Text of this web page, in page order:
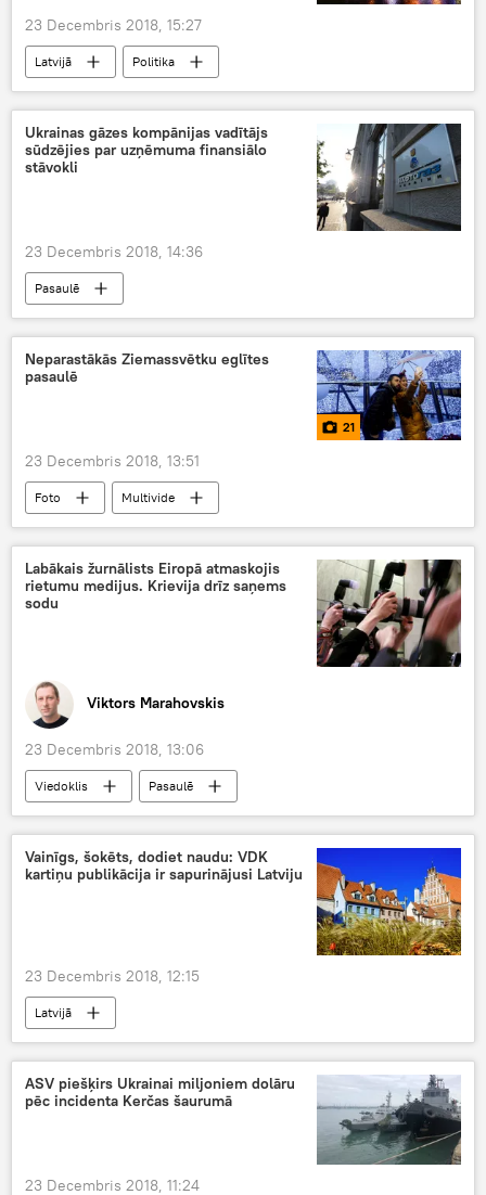
23 Decembris 2018, 15:27
Latvijā Politika
Ukrainas gāzes kompānijas vadītājs
sūdzējies par uzņēmuma finansiālo
stāvokli
23 Decembris 2018, 14:36
Pasaulē
Neparastākās Ziemassvētku eglītes
pasaulē
21
23 Decembris 2018, 13:51
Foto Multivide
Labākais žurnālists Eiropā atmaskojis
rietumu medijus. Krievija drīz saņems
sodu
Viktors Marahovskis
23 Decembris 2018, 13:06
Viedoklis Pasaulē
Vainīgs, šokēts, dodiet naudu: VDK
kartiņu publikācija ir sapurinājusi Latviju
23 Decembris 2018, 12:15
Latvijā
ASV piešķirs Ukrainai miljoniem dolāru
pēc incidenta Kerčas šaurumā
23 Decembris 2018, 11:24